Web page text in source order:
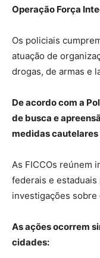
Operação Força
Os policiais
atuação de
drogas, de armas e
De acordo com a
de busca e
medidas
As FICCOs reúnem
federais e estaduais
investigações
As ações ocorrem
cidades: